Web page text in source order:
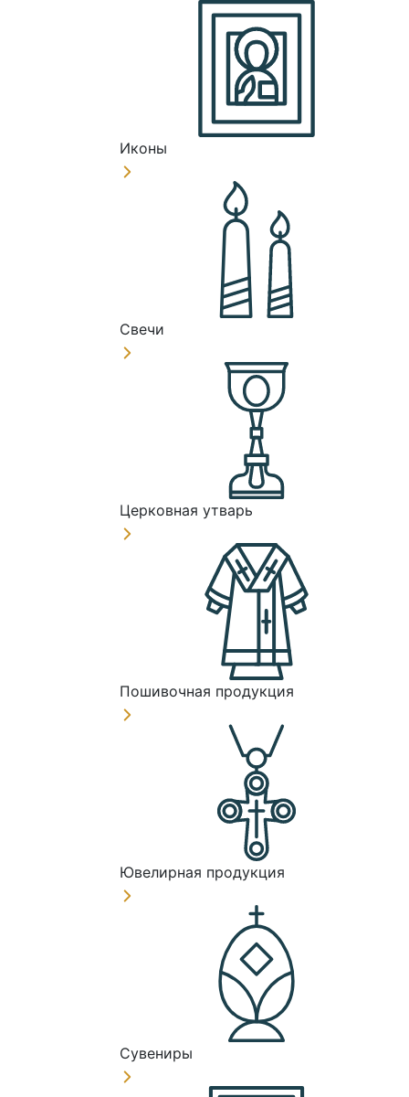
Иконы
Свечи
Церковная утварь
Пошивочная продукция
Ювелирная продукция
Сувениры